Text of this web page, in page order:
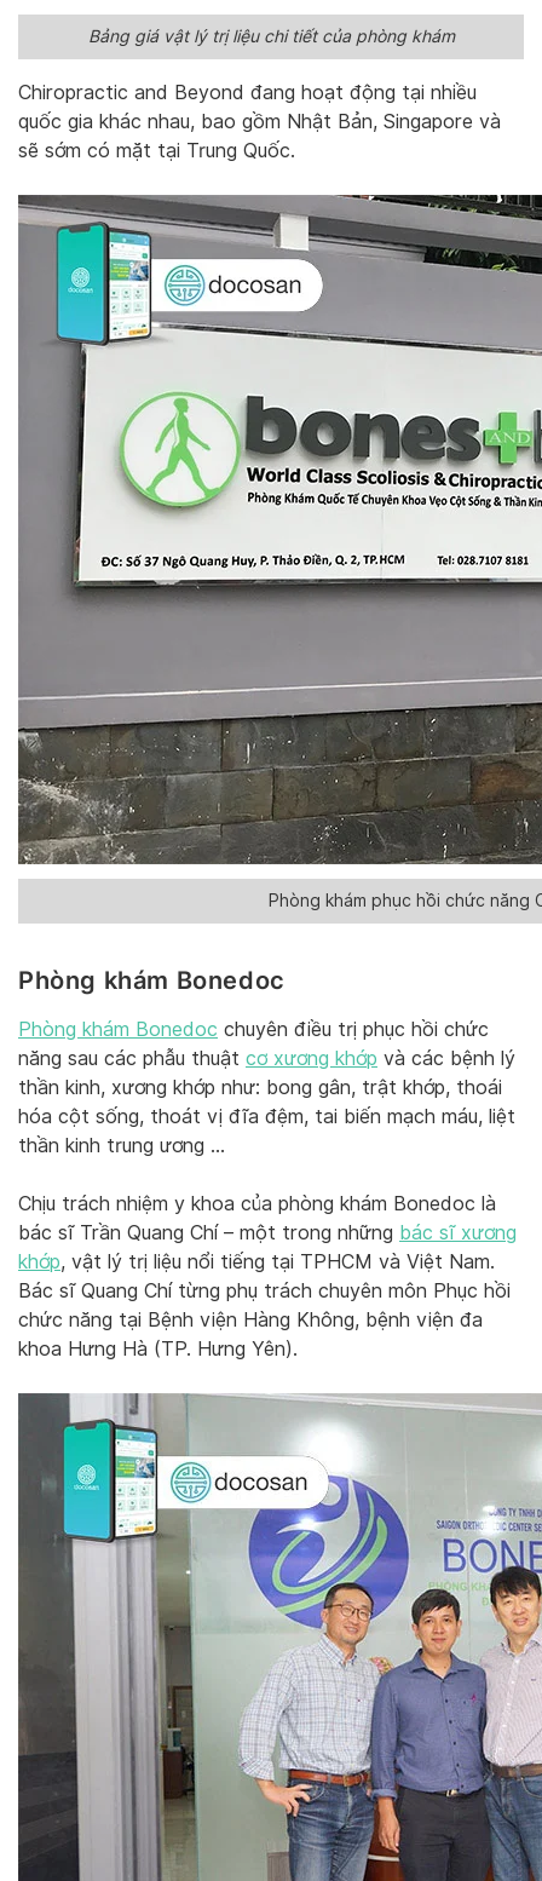
Bảng giá vật lý trị liệu chi tiết của phòng khám
Chiropractic and Beyond đang hoạt động tại nhiều
quốc gia khác nhau, bao gồm Nhật Bản, Singapore và
sẽ sớm có mặt tại Trung Quốc.
Phòng khám phục hồi chức năng
Phòng khám Bonedoc
Phòng khám Bonedoc chuyên điều trị phục hồi chức
năng sau các phẫu thuật cơ xương khớp và các bệnh lý
thần kinh, xương khớp như: bong gân, trật khớp, thoái
hóa cột sống, thoát vị đĩa đệm, tai biến mạch máu, liệt
thần kinh trung ương …
Chịu trách nhiệm y khoa của phòng khám Bonedoc là
bác sĩ Trần Quang Chí – một trong những bác sĩ xương
khớp, vật lý trị liệu nổi tiếng tại TPHCM và Việt Nam.
Bác sĩ Quang Chí từng phụ trách chuyên môn Phục hồi
chức năng tại Bệnh viện Hàng Không, bệnh viện đa
khoa Hưng Hà (TP. Hưng Yên).